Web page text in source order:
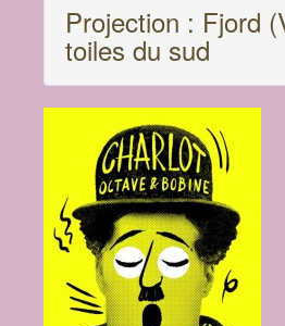
Projection : Fjord
toiles du sud